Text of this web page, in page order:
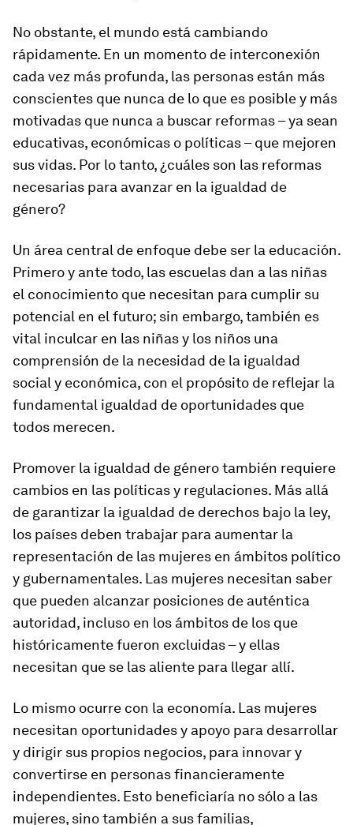
No obstante, el mundo está cambiando
rápidamente. En un momento de interconexión
cada vez más profunda, las personas están más
conscientes que nunca de lo que es posible y más
motivadas que nunca a buscar reformas – ya sean
educativas, económicas o políticas – que mejoren
sus vidas. Por lo tanto, ¿cuáles son las reformas
necesarias para avanzar en la igualdad de
género?
Un área central de enfoque debe ser la educación.
Primero y ante todo, las escuelas dan a las niñas
el conocimiento que necesitan para cumplir su
potencial en el futuro; sin embargo, también es
vital inculcar en las niñas y los niños una
comprensión de la necesidad de la igualdad
social y económica, con el propósito de reflejar la
fundamental igualdad de oportunidades que
todos merecen.
Promover la igualdad de género también requiere
cambios en las políticas y regulaciones. Más allá
de garantizar la igualdad de derechos bajo la ley,
los países deben trabajar para aumentar la
representación de las mujeres en ámbitos político
y gubernamentales. Las mujeres necesitan saber
que pueden alcanzar posiciones de auténtica
autoridad, incluso en los ámbitos de los que
históricamente fueron excluidas – y ellas
necesitan que se las aliente para llegar allí.
Lo mismo ocurre con la economía. Las mujeres
necesitan oportunidades y apoyo para desarrollar
y dirigir sus propios negocios, para innovar y
convertirse en personas financieramente
independientes. Esto beneficiaría no sólo a las
mujeres, sino también a sus familias,